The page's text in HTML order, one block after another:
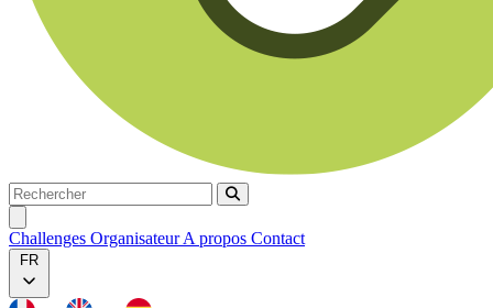
Rechercher
Rechercher
Challenges OrganisateurA propos Contact
FR